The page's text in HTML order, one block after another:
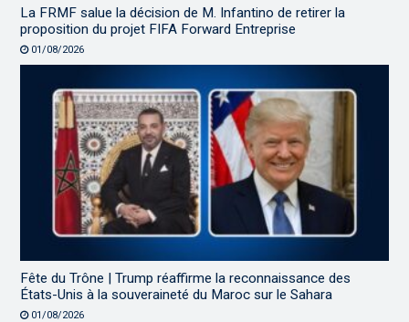
La FRMF salue la décision de M. Infantino de retirer la
proposition du projet FIFA Forward Entreprise
01/08/2026
Fête du Trône | Trump réaffirme la reconnaissance des
États-Unis à la souveraineté du Maroc sur le Sahara
01/08/2026